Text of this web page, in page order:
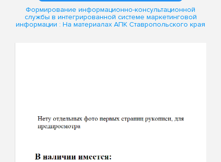
Формирование информационно-консультационной
службы в интегрированной системе маркетинговой
информации : На материалах АПК Ставропольского края